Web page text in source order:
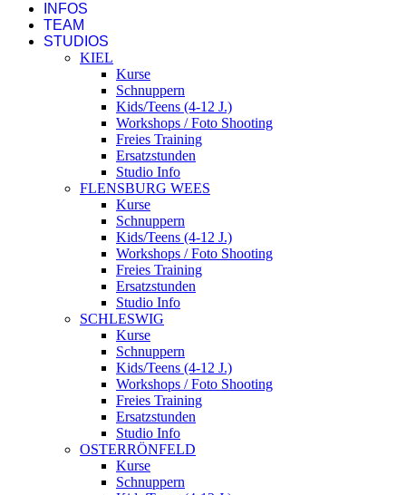
INFOS
TEAM
STUDIOS
KIEL
Kurse
Schnuppern
Kids/Teens (4-12 J.)
Workshops / Foto Shooting
Freies Training
Ersatzstunden
Studio Info
FLENSBURG WEES
Kurse
Schnuppern
Kids/Teens (4-12 J.)
Workshops / Foto Shooting
Freies Training
Ersatzstunden
Studio Info
SCHLESWIG
Kurse
Schnuppern
Kids/Teens (4-12 J.)
Workshops / Foto Shooting
Freies Training
Ersatzstunden
Studio Info
OSTERRÖNFELD
Kurse
Schnuppern